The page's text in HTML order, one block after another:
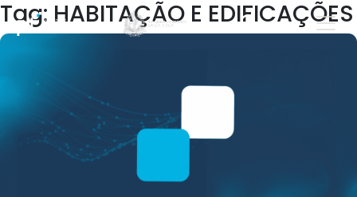
Tag: HABITAÇÃO E EDIFICAÇÕES